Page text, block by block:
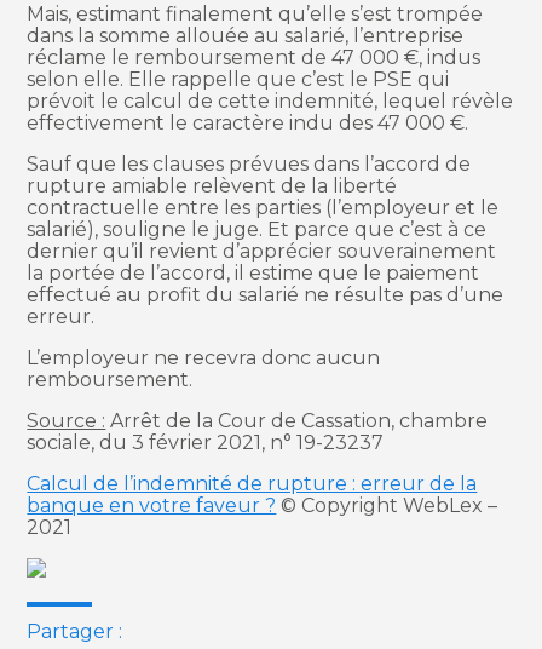
Mais, estimant finalement qu’elle s’est trompée
dans la somme allouée au salarié, l’entreprise
réclame le remboursement de 47 000 €, indus
selon elle. Elle rappelle que c’est le PSE qui
prévoit le calcul de cette indemnité, lequel révèle
effectivement le caractère indu des 47 000 €.
Sauf que les clauses prévues dans l’accord de
rupture amiable relèvent de la liberté
contractuelle entre les parties (l’employeur et le
salarié), souligne le juge. Et parce que c’est à ce
dernier qu’il revient d’apprécier souverainement
la portée de l’accord, il estime que le paiement
effectué au profit du salarié ne résulte pas d’une
erreur.
L’employeur ne recevra donc aucun
remboursement.
Source : Arrêt de la Cour de Cassation, chambre
sociale, du 3 février 2021, n° 19-23237
Calcul de l’indemnité de rupture : erreur de la
banque en votre faveur ? © Copyright WebLex –
2021
Partager :